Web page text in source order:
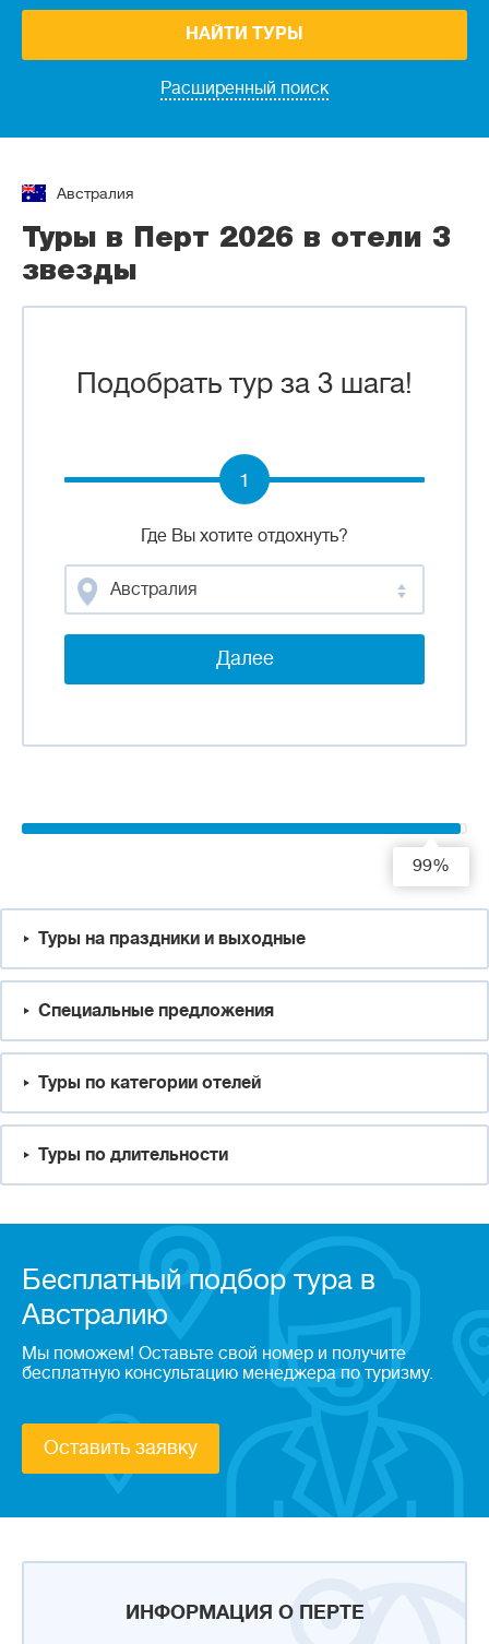
Расширенный поиск
НАЙТИ ТУРЫ
ИНФОРМАЦИЯ О ПЕРТЕ
Австралия
Туры в Перт 2026 в отели 3
звезды
Подобрать тур за 3 шага!
Где Вы хотите отдохнуть?
Австралия
Далее
1
99%
Туры на праздники и выходные
Специальные предложения
Туры по категории отелей
Туры по длительности
Бесплатный подбор тура в
Австралию
Мы поможем! Оставьте свой номер и получите
бесплатную консультацию менеджера по туризму.
Оставить заявку